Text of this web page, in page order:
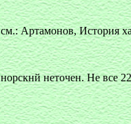
Артамонов, История
неточен. Не все